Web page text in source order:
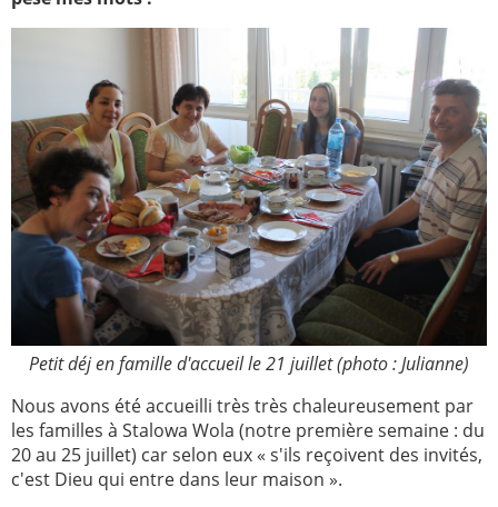
Paray-le-
École de la
foi
Sainte
R.E. de
Taizé
Animateurs
—
Étudiants
Jeunes
Pros
Collégiens
& lycéens
Pastorales
des
jeunes
locales
Groupe
Groupe
Diaconia
Nouvelles
d'Orient
Divers
—
Petit déj en famille d'accueil le 21 juillet (photo : Julianne)
Nous avons été accueilli très très chaleureusement par
les familles à Stalowa Wola (notre première semaine : du
20 au 25 juillet) car selon eux « s'ils reçoivent des invités,
c'est Dieu qui entre dans leur maison ».